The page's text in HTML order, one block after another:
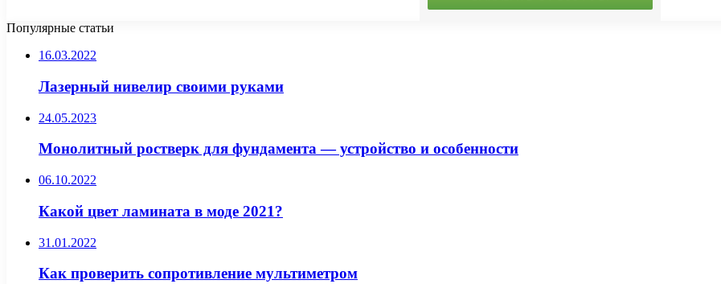
Популярные статьи
16.03.2022
Лазерный нивелир своими руками
24.05.2023
Монолитный ростверк для фундамента — устройство и особенности
06.10.2022
Какой цвет ламината в моде 2021?
31.01.2022
Как проверить сопротивление мультиметром